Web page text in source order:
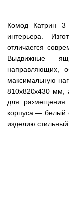
Комод Катрин
интерьера.
отличается
Выдвижные
направляющих,
максимальную
810x820x430 мм,
для размещения
корпуса — белый
изделию